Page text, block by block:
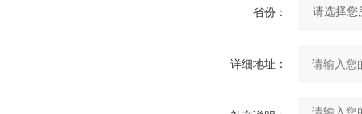
省份：
详细地址：